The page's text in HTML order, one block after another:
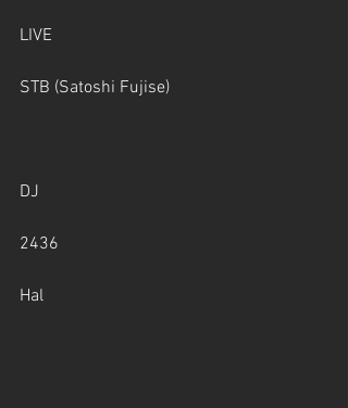
LIVE
STB (Satoshi Fujise)
DJ
2436
Hal